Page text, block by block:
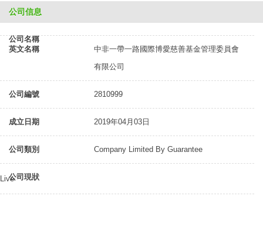
公司信息
公司名稱
英文名稱
中非一帶一路國際博愛慈善基金管理委員會
有限公司
公司編號 2810999
成立日期 2019年04月03日
公司類別 Company Limited By Guarantee
公司現狀
Live